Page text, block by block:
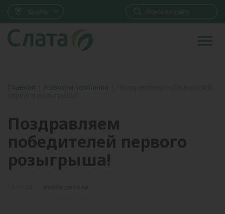
Братск
Главная Новости компании
Поздравляем
победителей первого
розыгрыша!